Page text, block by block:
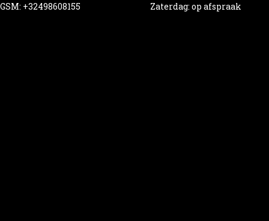
GSM: +32498608155
Zaterdag: op afspraak